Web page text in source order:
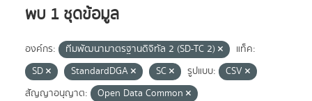
พบ 1 ชุดข้อมูล
องค์กร: ทีมพัฒนามาตรฐานดิจิทัล 2 (SD-TC 2)
แท็ค:
SD
StandardDGA SC รูปแบบ:
CSV
สัญญาอนุญาต:
Open Data Common